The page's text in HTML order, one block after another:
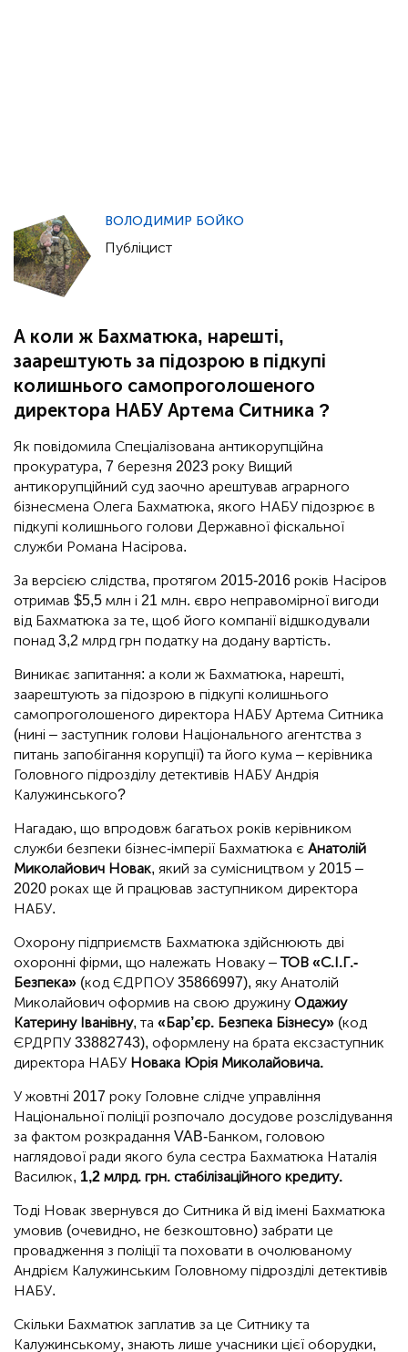
А коли ж Бахматюка, нарешті,
заарештують за підозрою в підкупі
колишнього самопроголошеного
директора НАБУ Артема Ситника ?
ВОЛОДИМИР БОЙКО
Публіцист
Як повідомила Спеціалізована антикорупційна
прокуратура, 7 березня 2023 року Вищий
антикорупційний суд заочно арештував аграрного
бізнесмена Олега Бахматюка, якого НАБУ підозрює в
підкупі колишнього голови Державної фіскальної
служби Романа Насірова.
За версією слідства, протягом 2015-2016 років Насіров
отримав $5,5 млн і 21 млн. євро неправомірної вигоди
від Бахматюка за те, щоб його компанії відшкодували
понад 3,2 млрд грн податку на додану вартість.
Виникає запитання: а коли ж Бахматюка, нарешті,
заарештують за підозрою в підкупі колишнього
самопроголошеного директора НАБУ Артема Ситника
(нині – заступник голови Національного агентства з
питань запобігання корупції) та його кума – керівника
Головного підрозділу детективів НАБУ Андрія
Калужинського?
Нагадаю, що впродовж багатьох років керівником
служби безпеки бізнес-імперії Бахматюка є Анатолій
Миколайович Новак, який за сумісництвом у 2015 –
2020 роках ще й працював заступником директора
НАБУ.
Охорону підприємств Бахматюка здійснюють дві
охоронні фірми, що належать Новаку –ТОВ «С.І.Г.-
Безпека» (код ЄДРПОУ 35866997), яку Анатолій
Миколайович оформив на свою дружину Одажиу
Катерину Іванівну, та «Бар’єр. Безпека Бізнесу» (код
ЄРДРПУ 33882743), оформлену на брата ексзаступник
директора НАБУ Новака Юрія Миколайовича.
У жовтні 2017 року Головне слідче управління
Національної поліції розпочало досудове розслідування
за фактом розкрадання VAB-Банком, головою
наглядової ради якого була сестра Бахматюка Наталія
Василюк, 1,2 млрд. грн. стабілізаційного кредиту.
Тоді Новак звернувся до Ситника й від імені Бахматюка
умовив (очевидно, не безкоштовно) забрати це
провадження з поліції та поховати в очолюваному
Андрієм Калужинським Головному підрозділі детективів
НАБУ.
Скільки Бахматюк заплатив за це Ситнику та
Калужинському, знають лише учасники цієї оборудки,